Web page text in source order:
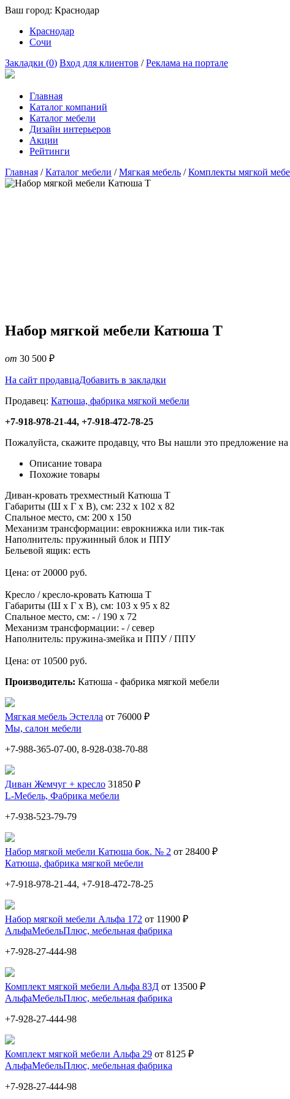
Ваш город: Краснодар
Краснодар
Сочи
Закладки (0) Вход для клиентов /Реклама на портале
Главная
Каталог компаний
Каталог мебели
Дизайн интерьеров
Акции
Рейтинги
Главная /Каталог мебели /Мягкая мебель /Комплекты мягкой
Набор мягкой мебели Катюша Т
от 30 500 ₽
На сайт продавцаДобавить в закладки
Продавец: Катюша, фабрика мягкой мебели
+7-918-978-21-44, +7-918-472-78-25
Пожалуйста, скажите продавцу, что Вы нашли это предложение
Описание товара
Похожие товары
Диван-кровать трехместный Катюша Т
Габариты (Ш х Г х В), см: 232 х 102 х 82
Спальное место, см: 200 х 150
Механизм трансформации: еврокнижка или тик-так
Наполнитель: пружинный блок и ППУ
Бельевой ящик: есть
Цена: от 20000 руб.
Кресло / кресло-кровать Катюша Т
Габариты (Ш х Г х В), см: 103 х 95 х 82
Спальное место, см: - / 190 х 72
Механизм трансформации: - / север
Наполнитель: пружина-змейка и ППУ / ППУ
Цена: от 10500 руб.
Производитель: Катюша - фабрика мягкой мебели
Мягкая мебель Эстелла от 76000 ₽
Мы, салон мебели
+7-988-365-07-00, 8-928-038-70-88
Диван Жемчуг + кресло 31850 ₽
L-Мебель, Фабрика мебели
+7-938-523-79-79
Набор мягкой мебели Катюша бок. № 2 от 28400 ₽
Катюша, фабрика мягкой мебели
+7-918-978-21-44, +7-918-472-78-25
Набор мягкой мебели Альфа 172 от 11900 ₽
АльфаМебельПлюс, мебельная фабрика
+7-928-27-444-98
Комплект мягкой мебели Альфа 83Д от 13500 ₽
АльфаМебельПлюс, мебельная фабрика
+7-928-27-444-98
Комплект мягкой мебели Альфа 29 от 8125 ₽
АльфаМебельПлюс, мебельная фабрика
+7-928-27-444-98